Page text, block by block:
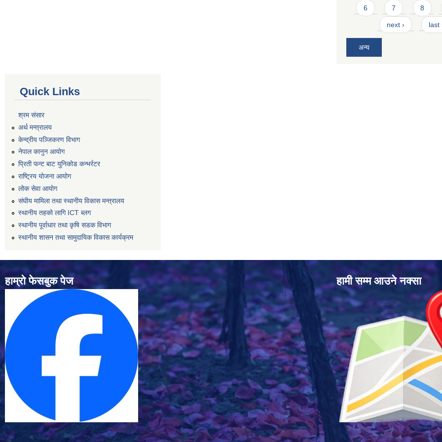
6 7 8
next › last
अन्य
Quick Links
श्रम संसार
अर्थ मन्त्रालय
केन्द्रीय पञ्जिकरण विभाग
नेपाल कानुन आयोग
प्रिती फन्ट बाट युनिकोड कन्भर्रटर
राष्ट्रिय योजना आयोग
लोक सेवा आयोग
संघीय मामिला तथा स्थानीय विकास मन्त्रालय
स्थानीय तहको लागि ICT ब्लग
स्थानीय पूर्वाधार तथा कृषि सडक विभाग
स्थानीय शासन तथा सामुदायिक विकास कार्यक्रम
हाम्रो फेसबुक पेज हामी सम्म आउने नक्सा